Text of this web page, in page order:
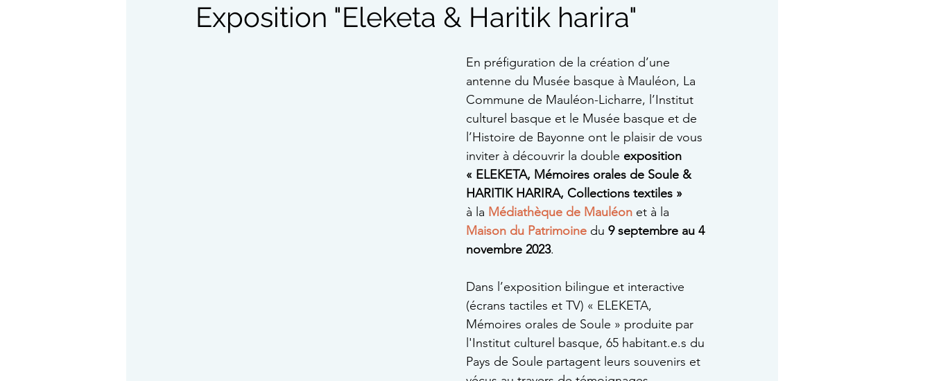
Exposition "Eleketa & Haritik harira"
En préfiguration de la création d’une
antenne du Musée basque à Mauléon, La
Commune de Mauléon-Licharre, l’Institut
culturel basque et le Musée basque et de
l’Histoire de Bayonne ont le plaisir de vous
inviter à découvrir la double exposition
« ELEKETA, Mémoires orales de Soule &
HARITIK HARIRA, Collections textiles »
à la Médiathèque de Mauléon et à la
Maison du Patrimoine du 9 septembre au 4
novembre 2023.
Dans l’exposition bilingue et interactive
(écrans tactiles et TV) « ELEKETA,
Mémoires orales de Soule » produite par
l'Institut culturel basque, 65 habitant.e.s du
Pays de Soule partagent leurs souvenirs et